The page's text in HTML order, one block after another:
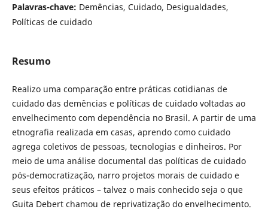
Palavras-chave: Demências, Cuidado, Desigualdades,
Políticas de cuidado
Resumo
Realizo uma comparação entre práticas cotidianas de
cuidado das demências e políticas de cuidado voltadas ao
envelhecimento com dependência no Brasil. A partir de uma
etnografia realizada em casas, aprendo como cuidado
agrega coletivos de pessoas, tecnologias e dinheiros. Por
meio de uma análise documental das políticas de cuidado
pós-democratização, narro projetos morais de cuidado e
seus efeitos práticos – talvez o mais conhecido seja o que
Guita Debert chamou de reprivatização do envelhecimento.